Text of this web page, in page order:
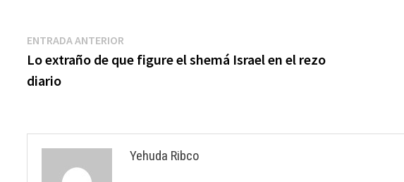
Navegación
de
ENTRADA ANTERIOR
anterior:
Lo extraño de que figure el shemá Israel en el rezo
diario
Yehuda Ribco